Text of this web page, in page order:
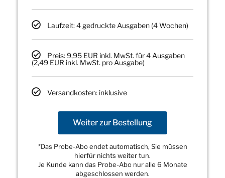
Laufzeit: 4 gedruckte Ausgaben (4 Wochen)
Preis: 9,95 EUR inkl. MwSt. für 4 Ausgaben
(2,49 EUR inkl. MwSt. pro Ausgabe)
Versandkosten: inklusive
Weiter zur Bestellung
*Das Probe-Abo endet automatisch, Sie müssen
hierfür nichts weiter tun.
Je Kunde kann das Probe-Abo nur alle 6 Monate
abgeschlossen werden.